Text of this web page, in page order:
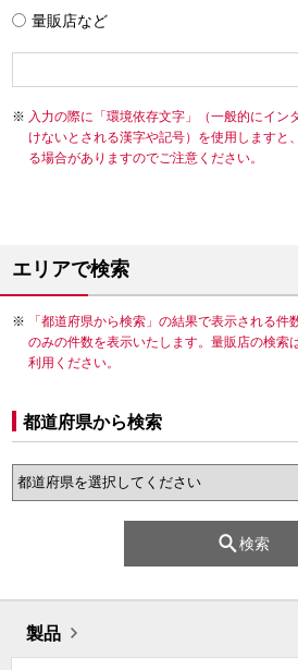
量販店など
入力の際に「環境依存文字」（一般的にイン
けないとされる漢字や記号）を使用しますと
る場合がありますのでご注意ください。
エリアで検索
「都道府県から検索」の結果で表示される
のみの件数を表示いたします。量販店の検索
利用ください。
都道府県から検索
検索
製品